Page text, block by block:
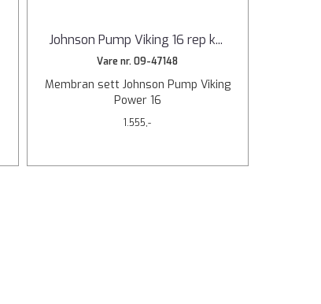
Johnson Pump Viking 16 rep k...
Vare nr. 09-47148
Membran sett Johnson Pump Viking
Power 16
1.555,-